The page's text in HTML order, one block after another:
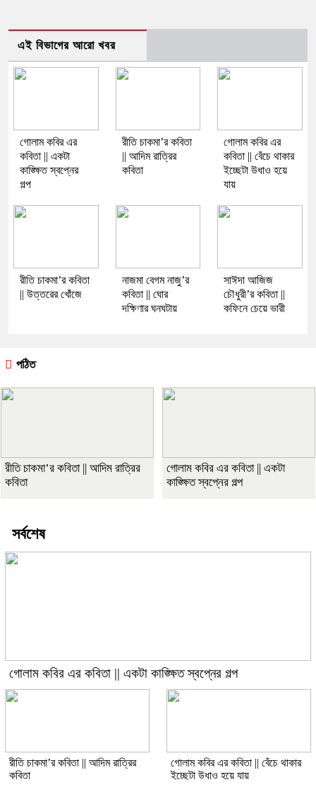
এই বিভাগের আরো খবর
গোলাম কবির এর
কবিতা || একটা
কাঙ্ক্ষিত স্বপ্নের
গল্প
রীতি চাকমা’র কবিতা
|| আদিম রাত্রির
কবিতা
গোলাম কবির এর
কবিতা || বেঁচে থাকার
ইচ্ছেটা উধাও হয়ে
যায়
রীতি চাকমা’র কবিতা
|| উত্তরের খোঁজে
নাজমা বেগম নাজু’র
কবিতা || ঘোর
দক্ষিণার ঘনঘটায়
সাঈদা আজিজ
চৌধুরী’র কবিতা ||
কফিনে চেয়ে ভারী
পঠিত
রীতি চাকমা’র কবিতা || আদিম রাত্রির
কবিতা
গোলাম কবির এর কবিতা || একটা
কাঙ্ক্ষিত স্বপ্নের গল্প
সর্বশেষ
গোলাম কবির এর কবিতা || একটা কাঙ্ক্ষিত স্বপ্নের গল্প
রীতি চাকমা’র কবিতা || আদিম রাত্রির
কবিতা
গোলাম কবির এর কবিতা || বেঁচে থাকার
ইচ্ছেটা উধাও হয়ে যায়